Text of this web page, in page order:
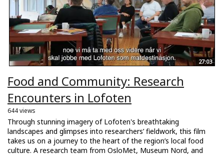
27:03
Food and Community: Research
Encounters in Lofoten
644 views
Through stunning imagery of Lofoten's breathtaking
landscapes and glimpses into researchers’ fieldwork, this film
takes us on a journey to the heart of the region’s local food
culture. A research team from OsloMet, Museum Nord, and